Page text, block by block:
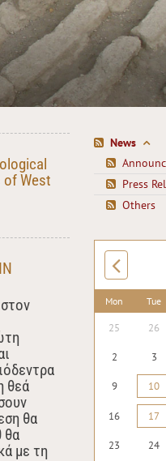
West
θεά
θα
θα
με τη
News
Press
Others
Mon Tue
25 26
2 3
9 10
16 17
23 24